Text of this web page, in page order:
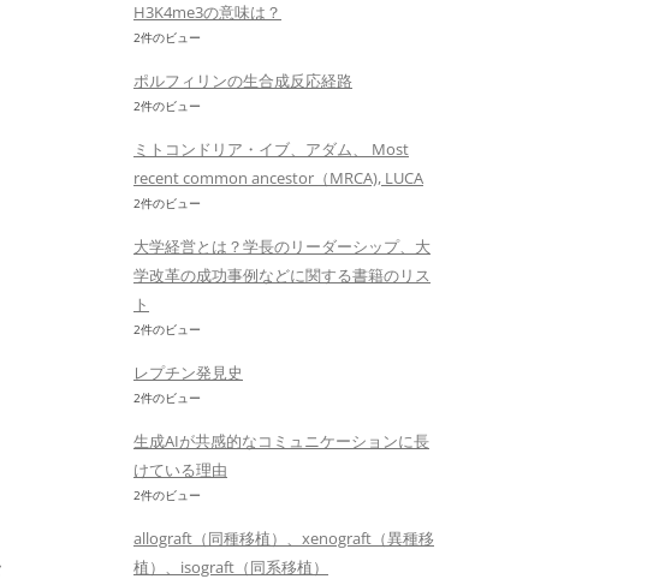
H3K4me3の意味は？
2件のビュー
ポルフィリンの生合成反応経路
2件のビュー
ミトコンドリア・イブ、アダム、 Most
recent common ancestor（MRCA), LUCA
2件のビュー
大学経営とは？学長のリーダーシップ、大
学改革の成功事例などに関する書籍のリス
ト
2件のビュー
レプチン発見史
2件のビュー
生成AIが共感的なコミュニケーションに長
けている理由
2件のビュー
allograft（同種移植）、xenograft（異種移
植）、isograft（同系移植）